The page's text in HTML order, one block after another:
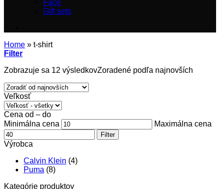
Face
Gift sets
Home » t-shirt
Filter
Zobrazuje sa 12 výsledkovZoradené podľa najnovších
Veľkosť
Cena od – do
Minimálna cena
Maximálna cena
Filter
Výrobca
Calvin Klein (4)
Puma (8)
Kategórie produktov